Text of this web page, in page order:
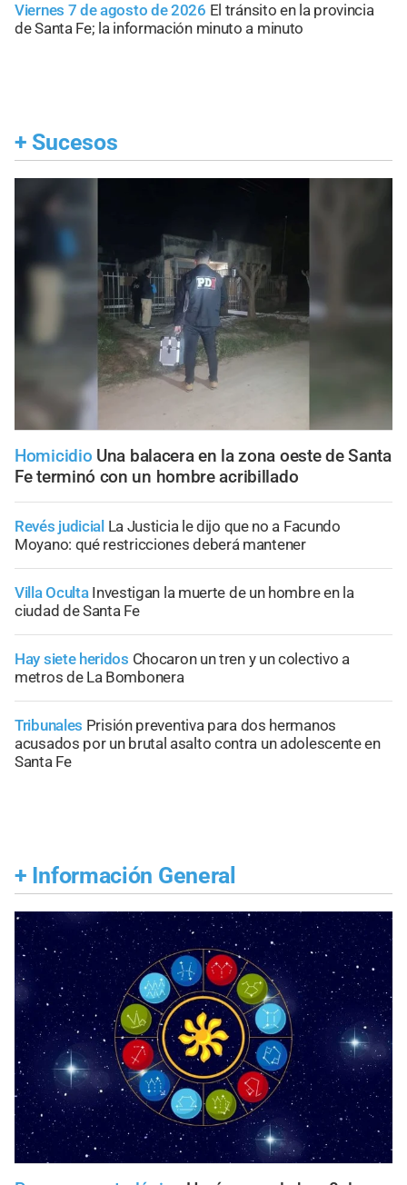
Viernes 7 de agosto de 2026 El tránsito en la provincia
de Santa Fe; la información minuto a minuto
+ Sucesos
Homicidio Una balacera en la zona oeste de Santa
Fe terminó con un hombre acribillado
Revés judicial La Justicia le dijo que no a Facundo
Moyano: qué restricciones deberá mantener
Villa Oculta Investigan la muerte de un hombre en la
ciudad de Santa Fe
Hay siete heridos Chocaron un tren y un colectivo a
metros de La Bombonera
Tribunales Prisión preventiva para dos hermanos
acusados por un brutal asalto contra un adolescente en
Santa Fe
+ Información General